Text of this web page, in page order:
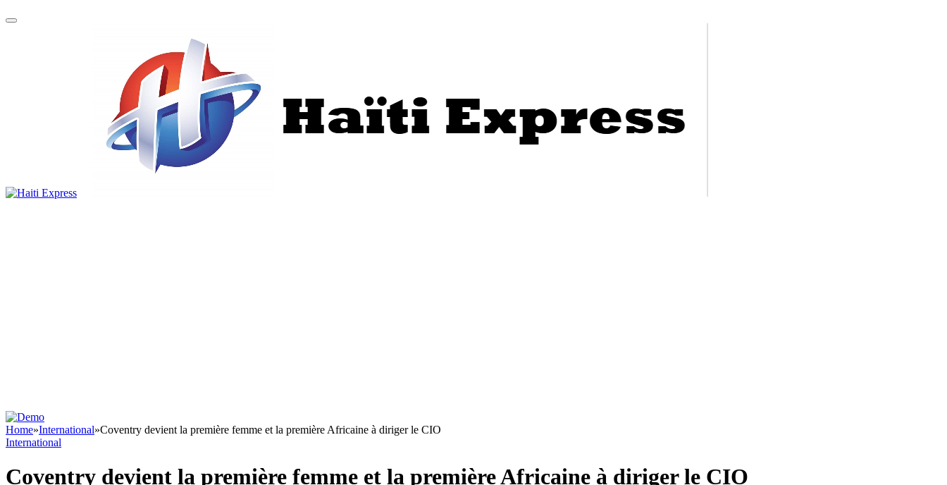
Home»International»Coventry devient la première femme et la première Africaine à diriger le CIO
International
Coventry devient la première femme et la première Africaine à diriger le CIO